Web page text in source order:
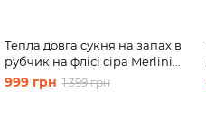
Тепла довга сукня на запах в
рубчик на флісі сіра Merlini
Аппо 700001443 розмір S-M
(42-44)
999 грн 1 399 грн